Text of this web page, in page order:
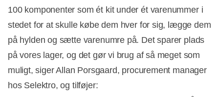
100 komponenter som ét kit under ét varenummer i
stedet for at skulle købe dem hver for sig, lægge dem
på hylden og sætte varenumre på. Det sparer plads
på vores lager, og det gør vi brug af så meget som
muligt, siger Allan Porsgaard, procurement manager
hos Selektro, og tilføjer: